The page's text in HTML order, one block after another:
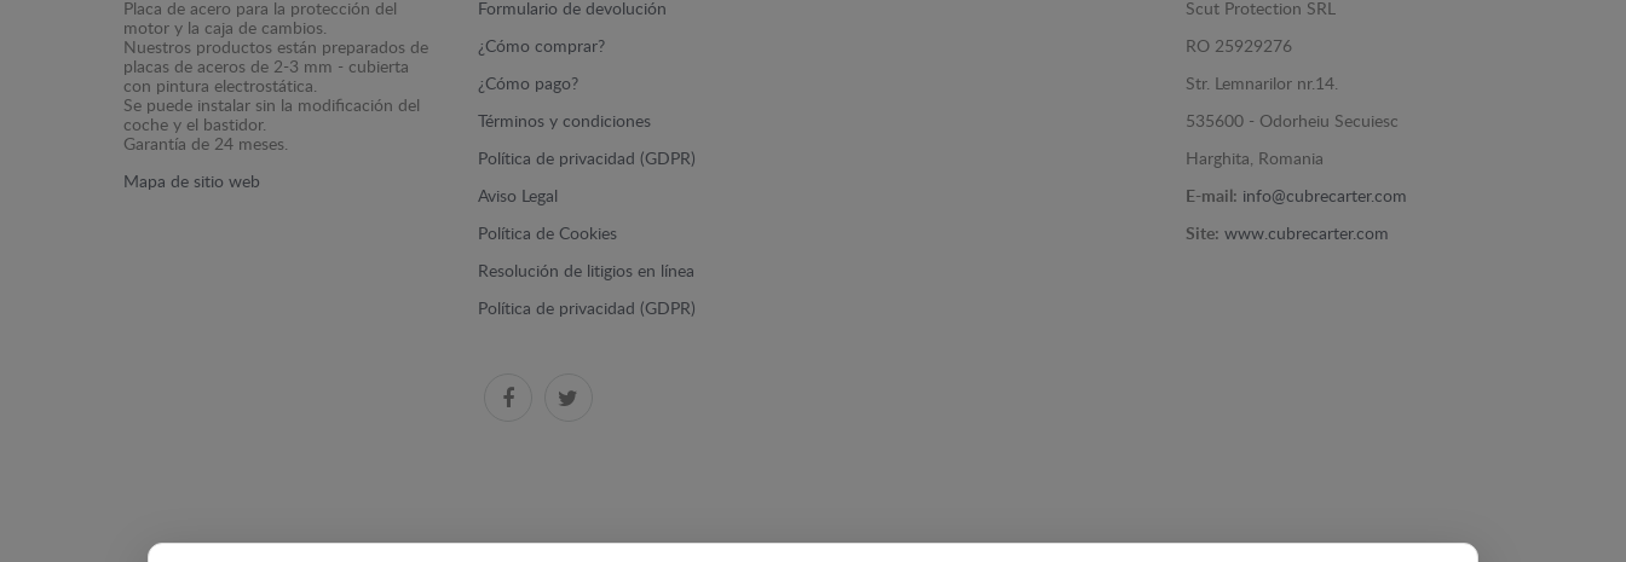
Placa de acero para la protección del
motor y la caja de cambios.
Nuestros productos están preparados de
placas de aceros de 2-3 mm - cubierta
con pintura electrostática.
Se puede instalar sin la modificación del
coche y el bastidor.
Garantía de 24 meses.
Mapa de sitio web
Formulario de devolución
¿Cómo comprar?
¿Cómo pago?
Términos y condiciones
Política de privacidad (GDPR)
Aviso Legal
Política de Cookies
Resolución de litigios en línea
Política de privacidad (GDPR)
Scut Protection SRL
RO 25929276
Str. Lemnarilor nr.14.
535600 - Odorheiu Secuiesc
Harghita, Romania
E-mail: info@cubrecarter.com
Site: www.cubrecarter.com